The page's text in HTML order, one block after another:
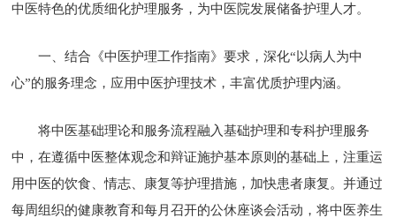
中医特色的优质细化护理服务，为中医院发展储备护理人才。
一、结合《中医护理工作指南》要求，深化“以病人为中
心”的服务理念，应用中医护理技术，丰富优质护理内涵。
将中医基础理论和服务流程融入基础护理和专科护理服务
中，在遵循中医整体观念和辩证施护基本原则的基础上，注重运
用中医的饮食、情志、康复等护理措施，加快患者康复。并通过
每周组织的健康教育和每月召开的公休座谈会活动，将中医养生